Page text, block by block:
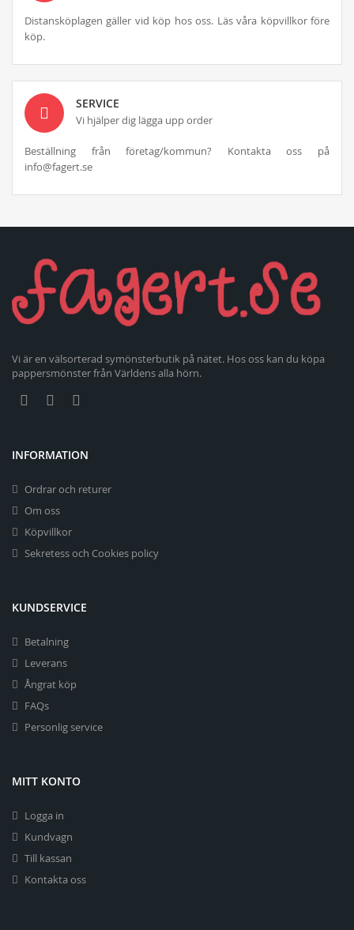
Distansköplagen gäller vid köp hos oss. Läs våra köpvillkor före
köp.
SERVICE
Vi hjälper dig lägga upp order
Beställning från företag/kommun? Kontakta oss på
info@fagert.se
Vi är en välsorterad symönsterbutik på nätet. Hos oss kan du köpa
pappersmönster från Världens alla hörn.
INFORMATION
Ordrar och returer
Om oss
Köpvillkor
Sekretess och Cookies policy
KUNDSERVICE
Betalning
Leverans
Ångrat köp
FAQs
Personlig service
MITT KONTO
Logga in
Kundvagn
Till kassan
Kontakta oss